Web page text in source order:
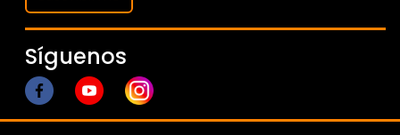
Síguenos